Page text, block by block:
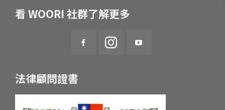
看 WOORI 社群了解更多
法律顧問證書